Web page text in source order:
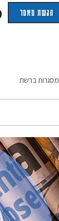
הגשת מאמר
מסגרות ברשת